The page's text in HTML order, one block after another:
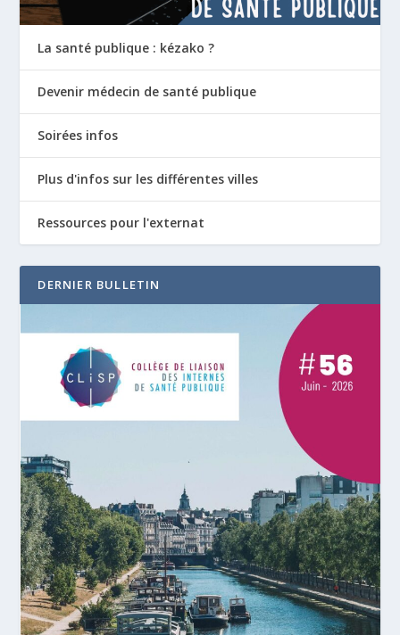
La santé publique : kézako ?
Devenir médecin de santé publique
Soirées infos
Plus d'infos sur les différentes villes
Ressources pour l'externat
DERNIER BULLETIN